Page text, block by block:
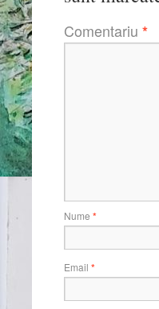
Comentariu *
Nume *
Email *